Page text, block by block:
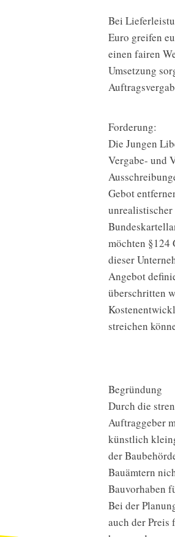
Bei
Euro greifen
einen fairen
Umsetzung
Forderung:
Die Jungen
Vergabe- und
Gebot
unrealistischer
möchten §124
dieser
Angebot
überschritten
streichen
Begründung
Durch die
Auftraggeber
künstlich
der
Bauämtern
Bauvorhaben
Bei der
auch derPreis